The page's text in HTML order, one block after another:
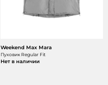
Weekend Max Mara
Пуховик Regular Fit
Нет в наличии